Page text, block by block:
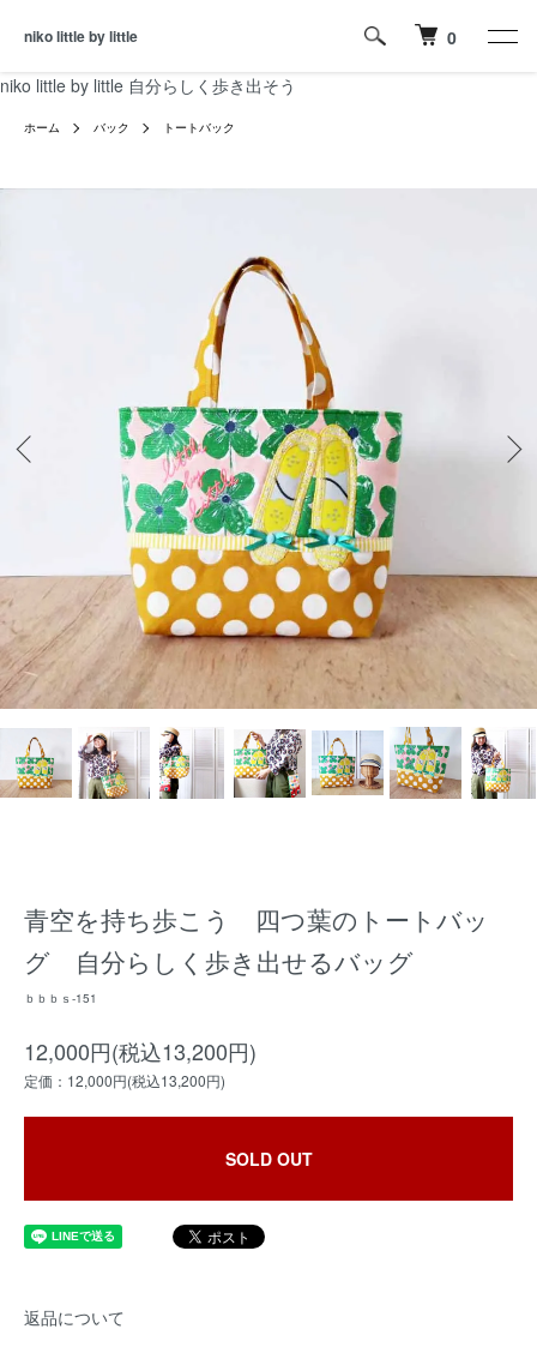
niko little by little 自分らしく歩き出そう
niko little by little 0
ホーム バック トートバック
青空を持ち歩こう 四つ葉のトートバッ
グ 自分らしく歩き出せるバッグ
ｂｂｂｓ-151
12,000円(税込13,200円)
定価：12,000円(税込13,200円)
SOLD OUT
返品について